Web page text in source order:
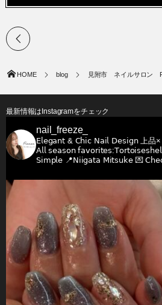
HOME blog 見附市 ネイルサロン
最新情報はInstagramをチェック
nail_freeze_
𝖤𝗅𝖾𝗀𝖺𝗇𝗍 & 𝖢𝗁𝗂𝖼 𝖭𝖺𝗂𝗅 𝖣𝖾𝗌𝗂𝗀𝗇上品×
𝖠𝗅𝗅 𝗌𝖾𝖺𝗌𝗈𝗇
𝖲𝗂𝗆𝗉𝗅𝖾 📍𝖭𝗂𝗂𝗀𝖺𝗍𝖺 𝖬𝗂𝗍𝗌𝗎𝗄𝖾💌